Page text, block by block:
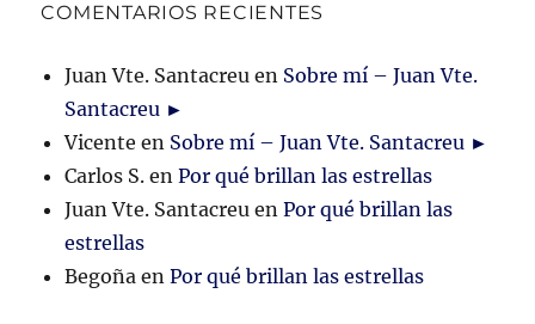
COMENTARIOS RECIENTES
Juan Vte. Santacreu en Sobre mí – Juan Vte.
Santacreu ►
Vicente en Sobre mí – Juan Vte. Santacreu ►
Carlos S. enPor qué brillan las estrellas
Juan Vte. Santacreu enPor qué brillan las
estrellas
Begoña enPor qué brillan las estrellas